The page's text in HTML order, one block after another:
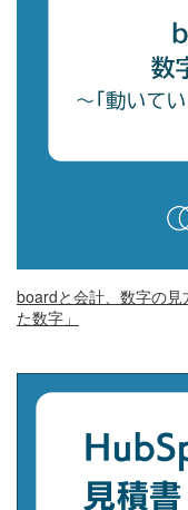
boardと会計、数字の
た数字」